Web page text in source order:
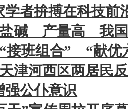
者拚搏在科技前
碱 产量高 我国
接班组合” “献优
津河西区两居民
强公仆意识